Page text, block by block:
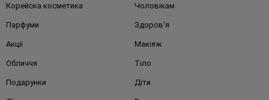
Корейска косметика Чоловікам
Парфуми Здоров'я
Акції Макіяж
Обличчя Тіло
Подарунки Діти